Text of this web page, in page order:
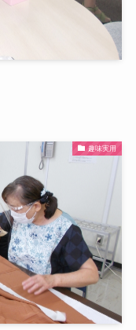
趣味実用